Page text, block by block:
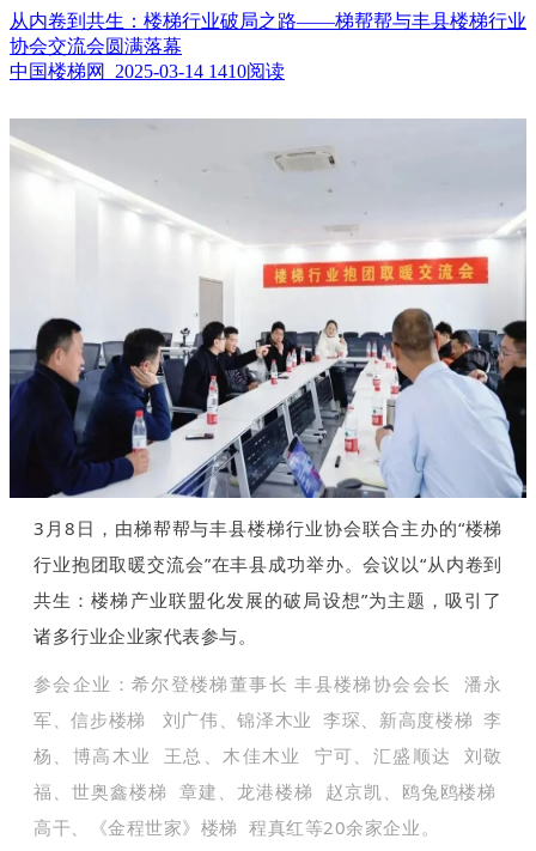
从内卷到共生：楼梯行业破局之路——梯帮帮与丰县楼梯行业
协会交流会圆满落幕
中国楼梯网 2025-03-14 1410阅读
3月8日，由梯帮帮与丰县楼梯行业协会联合主办的“楼梯
行业抱团取暖交流会”在丰县成功举办。会议以“从内卷到
共生：楼梯产业联盟化发展的破局设想”为主题，吸引了
诸多行业企业家代表参与。
参会企业： 希尔登楼梯董事长 丰县楼梯协会会长 潘永
军、信步楼梯 刘广伟、锦泽木业 李琛、新高度楼梯 李
杨、博高木业 王总、木佳木业 宁可、汇盛顺达 刘敬
福、世奥鑫楼梯 章建、龙港楼梯 赵京凯、鸥兔鸥楼梯
高干、《金程世家》楼梯 程真红等20余家企业。